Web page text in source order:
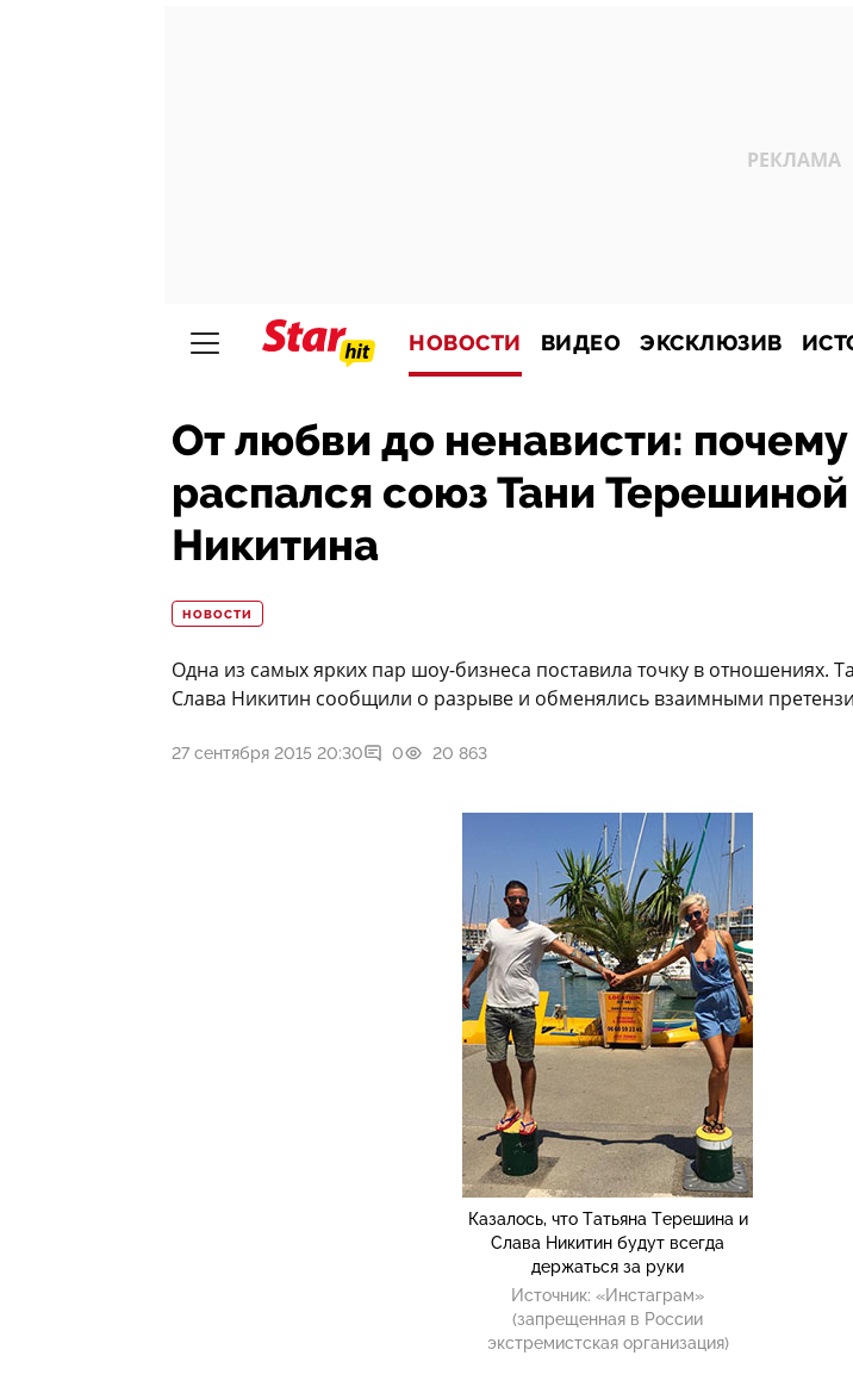
НОВОСТИ ВИДЕО ЭКСКЛЮЗИВ
От любви до ненависти: почему
распался союз Тани
Никитина
НОВОСТИ
Одна из самых ярких пар шоу-бизнеса поставила точку в отношениях.
Слава Никитин сообщили о разрыве и обменялись взаимными
27 сентября 2015 20:30 0 20 863
Казалось, что Татьяна Терешина и
Слава Никитин будут всегда
держаться за руки
Источник: «Инстаграм»
(запрещенная в России
экстремистская организация)